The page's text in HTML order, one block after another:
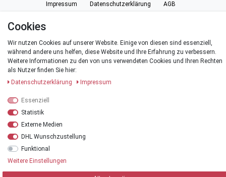
Impressum Daten­schutz­erklärung AGB
Barrierefreiheitserklärung
Kontakt
*Alle Preise verstehen sich inklusive der Mehrwertsteuer, zuzüglich der
**Versandkostenfrei innerhalb Deutschlands ab einem Warenwert von 20 €
Cookies
Wir nutzen Cookies auf unserer Website. Einige von diesen sind essenziell,
während andere uns helfen, diese Website und Ihre Erfahrung zu verbessern.
Weitere Informationen zu den von uns verwendeten Cookies und Ihren Rechten
als Nutzer finden Sie hier:
Daten­schutz­erklärung
Impressum
Essenziell
Statistik
Externe Medien
DHL Wunschzustellung
Funktional
Weitere Einstellungen